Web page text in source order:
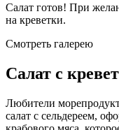
Салат готов! При
на креветки.
Смотреть галерею
Салат с
Любители
салат с сельдереем,